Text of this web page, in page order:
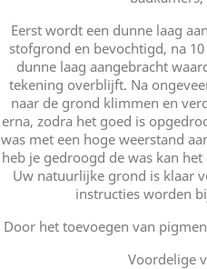
Eerst wordt een dunne laag
stofgrond en bevochtigd, na
dunne laag aangebracht
tekening overblijft. Na
naar de grond klimmen en
erna, zodra het goed is
was met een hoge weerstand
heb je gedroogd de was kan
Uw natuurlijke grond is klaar
instructies worden
Door het toevoegen van
Voordelige